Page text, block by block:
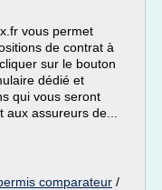
vous permet
de contrat à
sur le bouton
dédié et
qui vous seront
assureurs de...
comparateur /